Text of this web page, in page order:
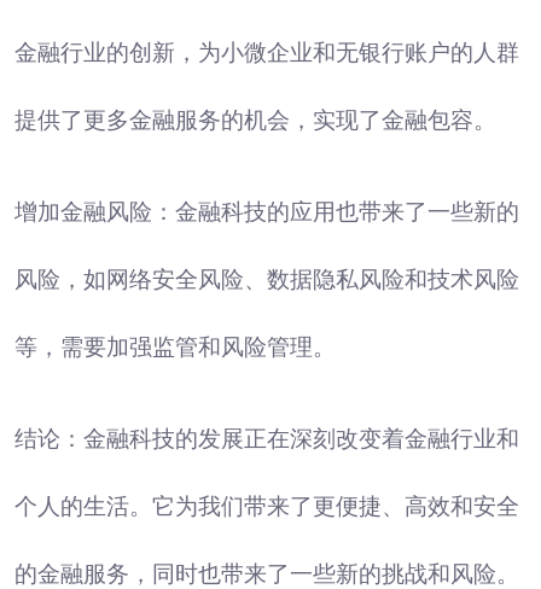
金融行业的创新，为小微企业和无银行账户的人群
提供了更多金融服务的机会，实现了金融包容。
增加金融风险：金融科技的应用也带来了一些新的
风险，如网络安全风险、数据隐私风险和技术风险
等，需要加强监管和风险管理。
结论：金融科技的发展正在深刻改变着金融行业和
个人的生活。它为我们带来了更便捷、高效和安全
的金融服务，同时也带来了一些新的挑战和风险。